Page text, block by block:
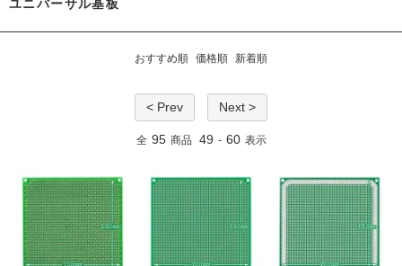
ユニバーサル基板
おすすめ順 価格順 新着順
< Prev Next >
全 95 商品 49 - 60 表示